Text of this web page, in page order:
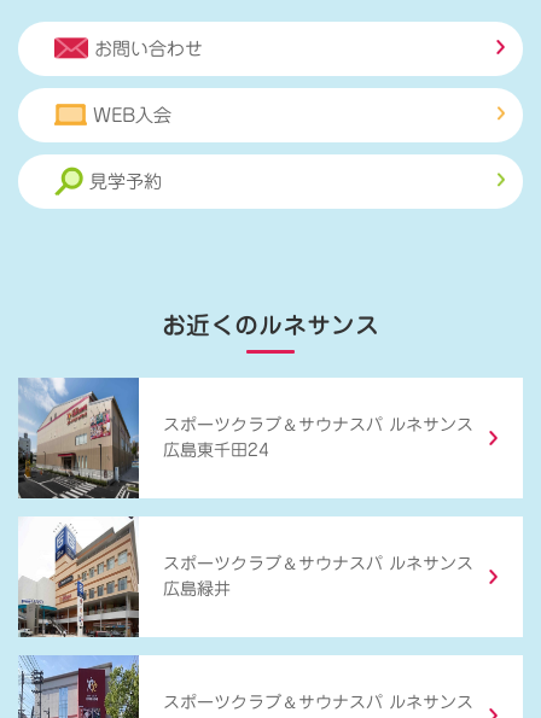
お問い合わせ
WEB入会
見学予約
お近くのルネサンス
スポーツクラブ ＆ サウナスパ ルネサンス
広島東千田24
スポーツクラブ ＆ サウナスパ ルネサンス
広島緑井
スポーツクラブ ＆ サウナスパ ルネサンス